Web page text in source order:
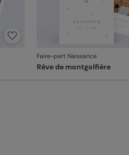
La qualité guide nos choix
l'impression à l'expédition,
Des couleurs fidèles
rendu à la hauteur de
Façonné avec soin
:
et assemblée avec
Emballage renforcé
:
Faire-part Naissance
Rêve de montgolfière